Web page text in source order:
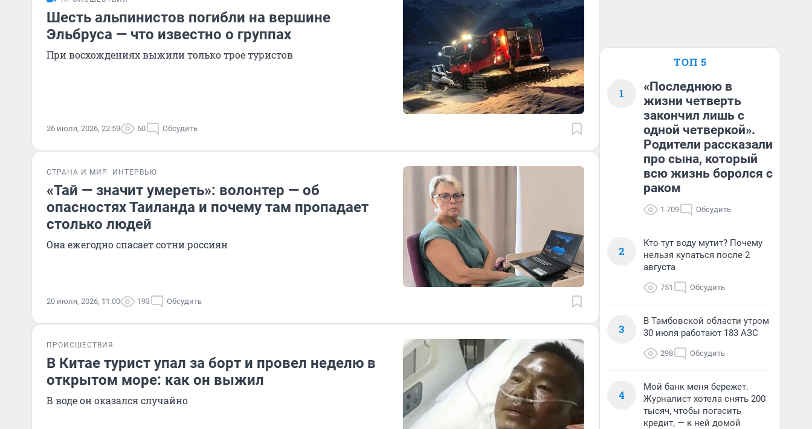
Шесть альпинистов погибли на вершине
Эльбруса — что известно о группах
При восхождениях выжили только трое туристов
26 июля, 2026, 22:59 60 Обсудить
СТРАНА И МИР ИНТЕРВЬЮ
«Тай — значит умереть»: волонтер — об
опасностях Таиланда и почему там пропадает
столько людей
Она ежегодно спасает сотни россиян
20 июля, 2026, 11:00 193 Обсудить
ПРОИСШЕСТВИЯ
В Китае турист упал за борт и провел неделю в
открытом море: как он выжил
В воде он оказался случайно
ТОП 5
1
«Последнюю в
жизни четверть
закончил лишь с
одной четверкой».
Родители рассказали
про сына, который
всю жизнь боролся с
раком
1 709 Обсудить
2
Кто тут воду мутит? Почему
нельзя купаться после 2
августа
751 Обсудить
3
В Тамбовской области утром
30 июля работают 183 АЗС
298 Обсудить
4
Мой банк меня бережет.
Журналист хотела снять 200
тысяч, чтобы погасить
кредит, — к ней домой